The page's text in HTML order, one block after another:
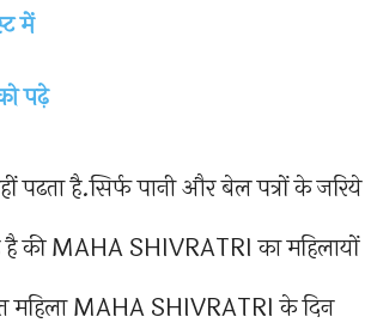
में
पढ़े
पढता है.सिर्फ पानी और बेल पत्रों के जरिये
है की MAHA SHIVRATRI का महिलायों
महिला MAHA SHIVRATRI के दिन